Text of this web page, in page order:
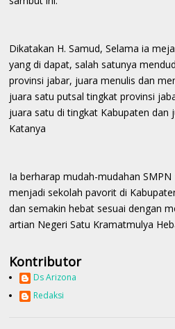
Dikatakan H. Samud, Selama ia
yang di dapat, salah satunya
provinsi jabar, juara menulis dan
juara satu putsal tingkat provinsi
juara satu di tingkat Kabupaten dan
Katanya
Ia berharap mudah-mudahan
menjadi sekolah pavorit di
dan semakin hebat sesuai dengan
artian Negeri Satu Kramatmulya
Kontributor
Ds Arizona
Redaksi